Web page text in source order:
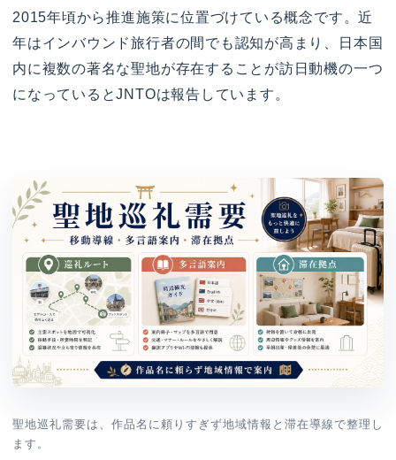
2015年頃から推進施策に位置づけている概念です。近
年はインバウンド旅行者の間でも認知が高まり、日本国
内に複数の著名な聖地が存在することが訪日動機の一つ
になっているとJNTOは報告しています。
聖地巡礼需要は、作品名に頼りすぎず地域情報と滞在導線で整理し
ます。